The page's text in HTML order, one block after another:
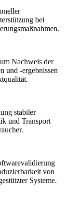
bei
Nachweis der
und -ergebnissen
stabiler
und Transport
von
Systeme.